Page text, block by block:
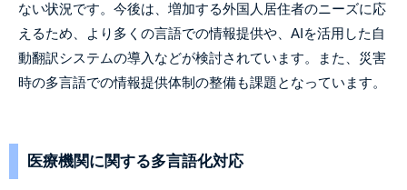
ない状況です。今後は、増加する外国人居住者のニーズに応
えるため、より多くの言語での情報提供や、AIを活用した自
動翻訳システムの導入などが検討されています。また、災害
時の多言語での情報提供体制の整備も課題となっています。
医療機関に関する多言語化対応